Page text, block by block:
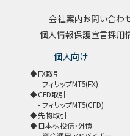
会社案内お問い合わ
個人情報保護宣言採用
個人向け
FX取引
フィリップMT5(FX)
CFD取引
フィリップMT5(CFD)
先物取引
日本株投信・外債